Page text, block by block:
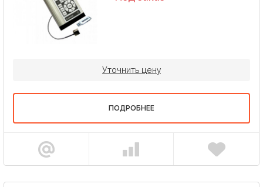
Уточнить цену
ПОДРОБНЕЕ